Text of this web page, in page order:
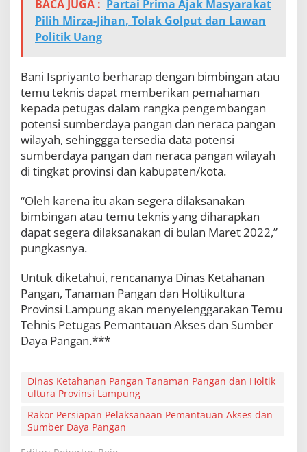
a
n
e
r
D
y
a
P
a
a
n
BACA JUGA : Partai Prima Ajak Masyarakat
Pilih Mirza-Jihan, Tolak Golput dan Lawan
Politik Uang
Bani Ispriyanto berharap dengan bimbingan atau
temu teknis dapat memberikan pemahaman
kepada petugas dalam rangka pengembangan
potensi sumberdaya pangan dan neraca pangan
wilayah, sehinggga tersedia data potensi
sumberdaya pangan dan neraca pangan wilayah
di tingkat provinsi dan kabupaten/kota.
“Oleh karena itu akan segera dilaksanakan
bimbingan atau temu teknis yang diharapkan
dapat segera dilaksanakan di bulan Maret 2022,”
pungkasnya.
Untuk diketahui, rencananya Dinas Ketahanan
Pangan, Tanaman Pangan dan Holtikultura
Provinsi Lampung akan menyelenggarakan Temu
Tehnis Petugas Pemantauan Akses dan Sumber
Daya Pangan.***
Dinas Ketahanan Pangan Tanaman Pangan dan Holtik
ultura Provinsi Lampung
Rakor Persiapan Pelaksanaan Pemantauan Akses dan
Sumber Daya Pangan